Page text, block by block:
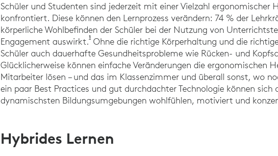
Schüler und Studenten sind jederzeit mit einer Vielzahl ergonomischer
konfrontiert. Diese können den Lernprozess verändern: 74 % der
körperliche Wohlbefinden der Schüler bei der Nutzung von
Engagement auswirkt.1Umfrage des EdWeek Research Center. (2022).
Ohne die richtige Körperhaltung und die
Schüler auch dauerhafte Gesundheitsprobleme wie Rücken- und
Glücklicherweise können einfache Veränderungen die ergonomischen
Mitarbeiter lösen – und das im Klassenzimmer und überall sonst, wo
ein paar Best Practices und gut durchdachter Technologie können sich
dynamischsten Bildungsumgebungen wohlfühlen, motiviert und
Hybrides Lernen